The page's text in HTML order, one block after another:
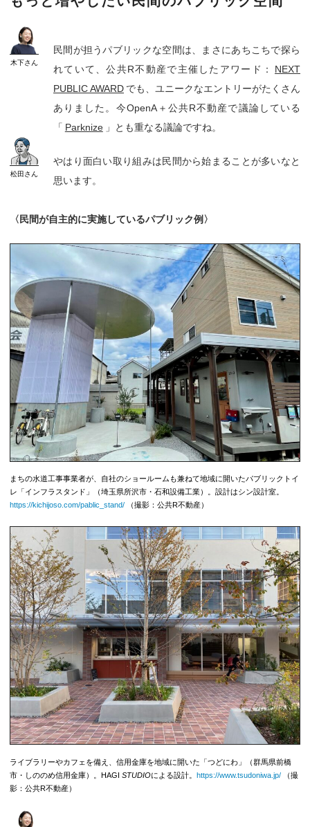
木下さん
民間が担うパブリックな空間は、まさにあちこちで探ら
れていて、公共R不動産で主催したアワード：
NEXT
PUBLIC AWARD でも、ユニークなエントリーがたくさん
ありました。今OpenA＋公共R不動産で議論している
「 Parknize 」とも重なる議論ですね。
松田さん
やはり面白い取り組みは民間から始まることが多いなと
思います。
〈民間が自主的に実施しているパブリック例〉
まちの水道工事事業者が、自社のショールームも兼ねて地域に開いたパブリックトイ
レ「インフラスタンド」（埼玉県所沢市・石和設備工業）。設計はシン設計室。
https://kichijoso.com/pablic_stand/ （撮影：公共R不動産）
ライブラリーやカフェを備え、信用金庫を地域に開いた「つどにわ」（群馬県前橋
市・しののめ信用金庫）。HAGI STUDIOによる設計。 https://www.tsudoniwa.jp/ （撮
影：公共R不動産）